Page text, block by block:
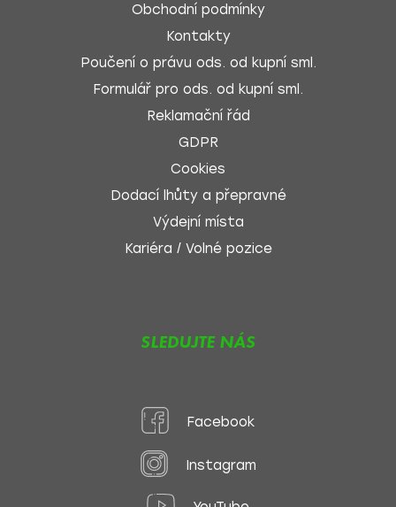
Obchodní podmínky
Kontakty
Poučení o právu ods. od kupní sml.
Formulář pro ods. od kupní sml.
Reklamační řád
GDPR
Cookies
Dodací lhůty a přepravné
Výdejní místa
Kariéra / Volné pozice
SLEDUJTE NÁS
Facebook
Instagram